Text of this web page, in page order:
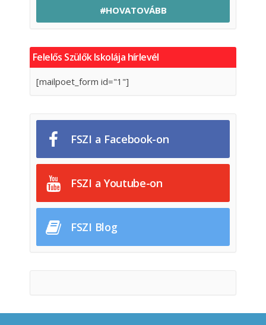
#HOVATOVÁBB
Felelős Szülők Iskolája hírlevél
[mailpoet_form id="1"]
FSZI a Facebook-on
FSZI a Youtube-on
FSZI Blog